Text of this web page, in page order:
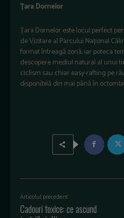
Țara Dornelor
Țara Dornelor este locul perfect
de Vizitare al Parcului Național
format întreagă zonă, iar poteca
descopere mediul natural al unui
ciclism sau chiar easy-rafting pe
disponibilă din mai până în
Articolul precedent
Cadouri toxice: ce ascund